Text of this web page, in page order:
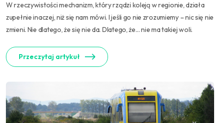
W rzeczywistości mechanizm, który rządzi koleją w regionie, działa
zupełnie inaczej, niż się nam mówi. I jeśli go nie zrozumiemy – nic się nie
zmieni. Nie dlatego, że się nie da. Dlatego, że… nie ma takiej woli.
Przeczytaj artykuł